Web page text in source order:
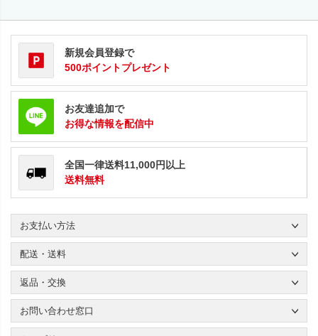
新規会員登録で
500ポイントプレゼント
お友達追加で
お得な情報を配信中
全国一律送料11,000円以上
送料無料
お支払い方法
配送・送料
返品・交換
お問い合わせ窓口